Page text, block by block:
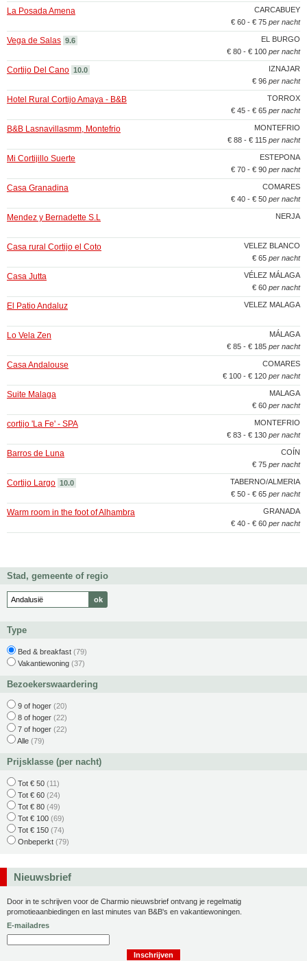
CARCABUEY
La Posada Amena
€ 60 - € 75 per nacht
EL BURGO
Vega de Salas 9.6
€ 80 - € 100 per nacht
IZNAJAR
Cortijo Del Cano 10.0
€ 96 per nacht
TORROX
Hotel Rural Cortijo Amaya - B&B
€ 45 - € 65 per nacht
MONTEFRIO
B&B Lasnavillasmm, Montefrio
€ 88 - € 115 per nacht
ESTEPONA
Mi Cortijillo Suerte
€ 70 - € 90 per nacht
COMARES
Casa Granadina
€ 40 - € 50 per nacht
NERJA
Mendez y Bernadette S.L
VELEZ BLANCO
Casa rural Cortijo el Coto
€ 65 per nacht
VÉLEZ MÁLAGA
Casa Jutta
€ 60 per nacht
VELEZ MALAGA
El Patio Andaluz
MÁLAGA
Lo Vela Zen
€ 85 - € 185 per nacht
COMARES
Casa Andalouse
€ 100 - € 120 per nacht
MALAGA
Suite Malaga
€ 60 per nacht
MONTEFRIO
cortijo 'La Fe' - SPA
€ 83 - € 130 per nacht
COÍN
Barros de Luna
€ 75 per nacht
TABERNO/ALMERIA
Cortijo Largo 10.0
€ 50 - € 65 per nacht
GRANADA
Warm room in the foot of Alhambra
€ 40 - € 60 per nacht
Stad, gemeente of regio
Type
Bed & breakfast (79)
Vakantiewoning (37)
Bezoekerswaardering
9 of hoger (20)
8 of hoger (22)
7 of hoger (22)
Alle (79)
Prijsklasse (per nacht)
Tot € 50 (11)
Tot € 60 (24)
Tot € 80 (49)
Tot € 100 (69)
Tot € 150 (74)
Onbeperkt (79)
Nieuwsbrief
Door in te schrijven voor de Charmio nieuwsbrief ontvang je regelmatig
promotieaanbiedingen en last minutes van B&B's en vakantiewoningen.
E-mailadres